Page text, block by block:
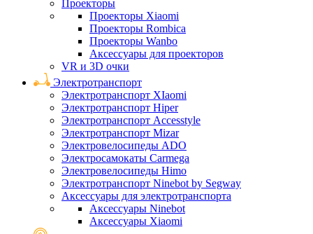
Проекторы
Проекторы Xiaomi
Проекторы Rombica
Проекторы Wanbo
Аксессуары для проекторов
VR и 3D очки
Электротранспорт
Электротранспорт XIaomi
Электротранспорт Hiper
Электротранспорт Accesstyle
Электротранспорт Mizar
Электровелосипеды ADO
Электросамокаты Carmega
Электровелосипеды Himo
Электротранспорт Ninebot by Segway
Аксессуары для электротранспорта
Аксессуары Ninebot
Аксессуары Xiaomi